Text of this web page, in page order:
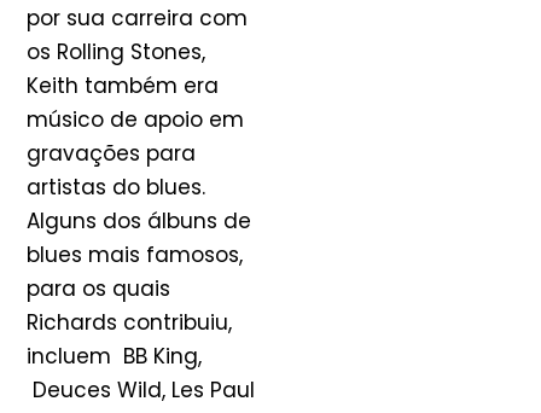
por sua carreira com
os Rolling Stones,
Keith também era
músico de apoio em
gravações para
artistas do blues.
Alguns dos álbuns de
blues mais famosos,
para os quais
Richards contribuiu,
incluem BB King,
Deuces Wild, Les Paul